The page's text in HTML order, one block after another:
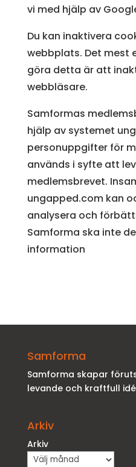
vi med hjälp av
Du kan inaktivera
webbplats. Det
göra detta är att
webbläsare.
Samformas
hjälp av systemet
personuppgifter för
används i syfte att
medlemsbrevet.
ungapped.com kan
analysera och
Samforma ska inte
information
Samforma
Samforma skapar
levande och kraftfull
Arkiv
Arkiv